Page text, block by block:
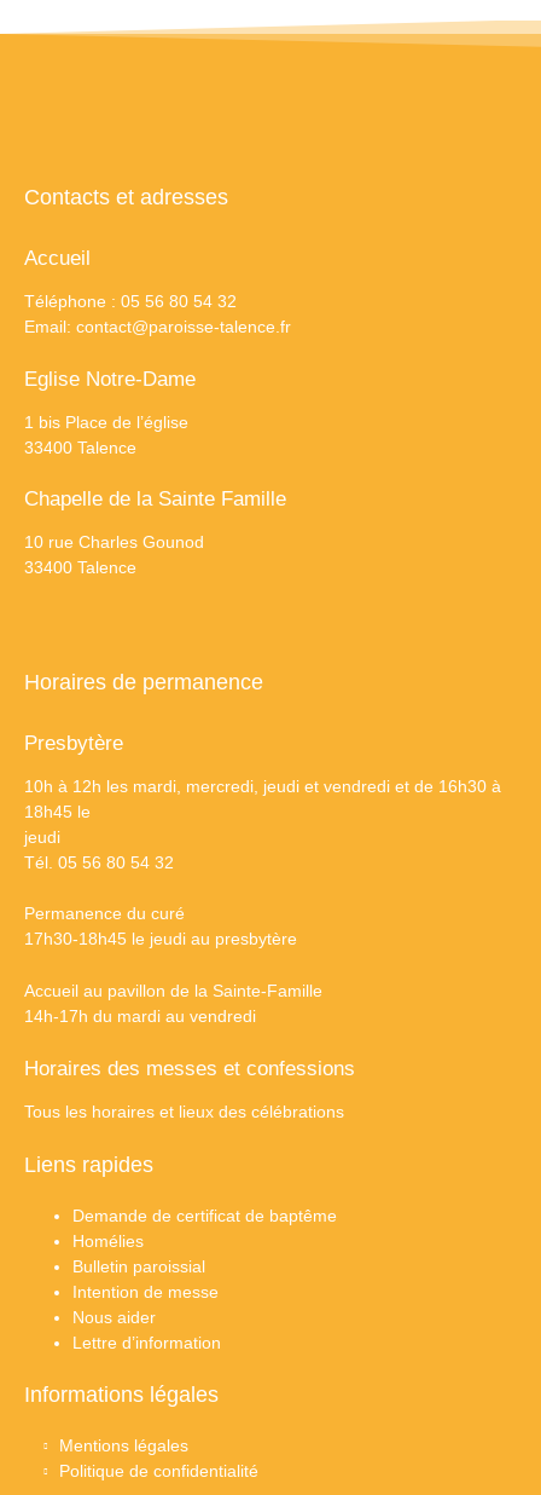
Contacts et adresses
Accueil
Téléphone : 05 56 80 54 32
Email: contact@paroisse-talence.fr
Eglise Notre-Dame
1 bis Place de l’église
33400 Talence
Chapelle de la Sainte Famille
10 rue Charles Gounod
33400 Talence
Horaires de permanence
Presbytère
10h à 12h les mardi, mercredi, jeudi et vendredi et de 16h30 à
18h45 le
jeudi
Tél. 05 56 80 54 32
Permanence du curé
17h30-18h45 le jeudi au presbytère
Accueil au pavillon de la Sainte-Famille
14h-17h du mardi au vendredi
Horaires des messes et confessions
Tous les horaires et lieux des célébrations
Liens rapides
Demande de certificat de baptême
Homélies
Bulletin paroissial
Intention de messe
Nous aider
Lettre d’information
Informations légales
Mentions légales
Politique de confidentialité